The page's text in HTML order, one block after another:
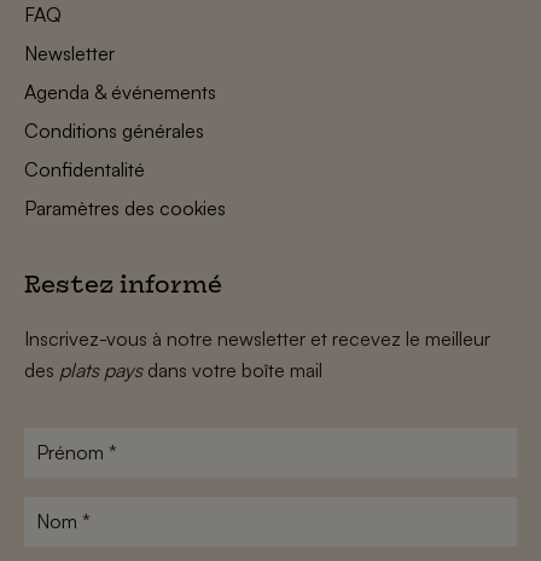
FAQ
Newsletter
Agenda & événements
Conditions générales
Confidentalité
Paramètres des cookies
Restez informé
Inscrivez-vous à notre newsletter et recevez le meilleur
des plats paysdans votre boîte mail
Prénom
Nom